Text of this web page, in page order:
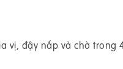
vị, đậy nắp và chờ